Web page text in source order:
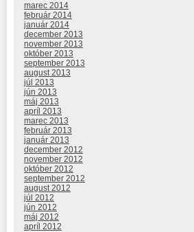
marec 2014
február 2014
január 2014
december 2013
november 2013
október 2013
september 2013
august 2013
júl 2013
jún 2013
máj 2013
apríl 2013
marec 2013
február 2013
január 2013
december 2012
november 2012
október 2012
september 2012
august 2012
júl 2012
jún 2012
máj 2012
apríl 2012